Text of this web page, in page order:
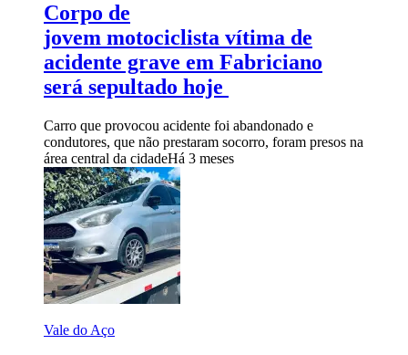
Corpo de
jovem motociclista vítima de
acidente grave em Fabriciano
será sepultado hoje
Carro que provocou acidente foi abandonado e
condutores, que não prestaram socorro, foram presos na
área central da cidadeHá 3 meses
Vale do Aço